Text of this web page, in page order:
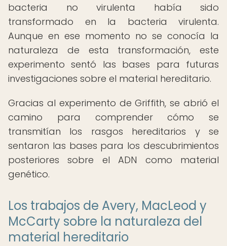
bacteria no virulenta había sido
transformado en la bacteria virulenta.
Aunque en ese momento no se conocía la
naturaleza de esta transformación, este
experimento sentó las bases para futuras
investigaciones sobre el material hereditario.
Gracias al experimento de Griffith, se abrió el
camino para comprender cómo se
transmitían los rasgos hereditarios y se
sentaron las bases para los descubrimientos
posteriores sobre el ADN como material
genético.
Los trabajos de Avery, MacLeod y
McCarty sobre la naturaleza del
material hereditario